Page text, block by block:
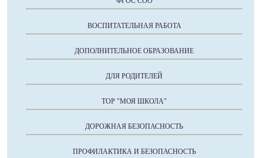
ВОСПИТАТЕЛЬНАЯ РАБОТА
ДОПОЛНИТЕЛЬНОЕ ОБРАЗОВАНИЕ
ДЛЯ РОДИТЕЛЕЙ
ТОР "МОЯ ШКОЛА"
ДОРОЖНАЯ БЕЗОПАСНОСТЬ
ПРОФИЛАКТИКА И БЕЗОПАСНОСТЬ